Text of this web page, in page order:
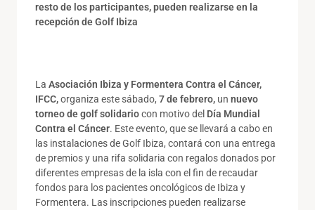
resto de los participantes, pueden realizarse en la
recepción de Golf Ibiza
La Asociación Ibiza y Formentera Contra el Cáncer,
IFCC,organiza este sábado, 7 de febrero, un nuevo
torneo de golf solidariocon motivo del Día Mundial
Contra el Cáncer. Este evento, que se llevará a cabo en
las instalaciones de Golf Ibiza, contará con una entrega
de premios y una rifa solidaria con regalos donados por
diferentes empresas de la isla con el fin de recaudar
fondos para los pacientes oncológicos de Ibiza y
Formentera. Las inscripciones pueden realizarse